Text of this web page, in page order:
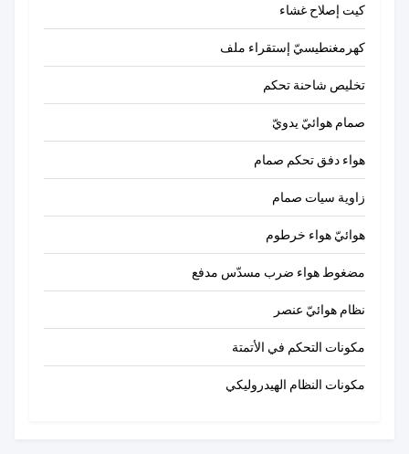
كيت إصلاح غشاء
كهرمغنطيسيّ إستقراء ملف
تخليص شاحنة تحكم
صمام هوائيّ يدويّ
هواء دفق تحكم صمام
زاوية سيات صمام
هوائيّ هواء خرطوم
مضغوط هواء ضرب مسدّس مدفع
نظام هوائيّ عنصر
مكونات التحكم في الأتمتة
مكونات النظام الهيدروليكي